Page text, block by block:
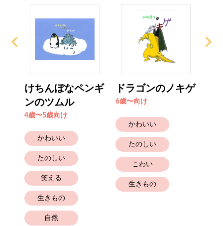
けちんぼなペンギ
ンのツムル
4歳〜5歳向け
かわいい
たのしい
笑える
生きもの
自然
ドラゴンのノキゲ
6歳〜向け
かわいい
たのしい
こわい
生きもの